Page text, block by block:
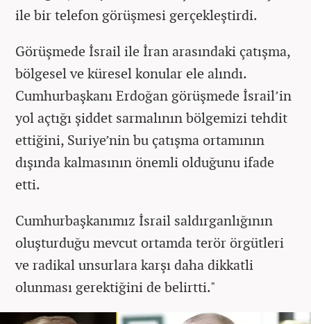
ile bir telefon görüşmesi gerçekleştirdi.
Görüşmede İsrail ile İran arasındaki çatışma,
bölgesel ve küresel konular ele alındı.
Cumhurbaşkanı Erdoğan görüşmede İsrail’in
yol açtığı şiddet sarmalının bölgemizi tehdit
ettiğini, Suriye’nin bu çatışma ortamının
dışında kalmasının önemli olduğunu ifade
etti.
Cumhurbaşkanımız İsrail saldırganlığının
oluşturduğu mevcut ortamda terör örgütleri
ve radikal unsurlara karşı daha dikkatli
olunması gerektiğini de belirtti."